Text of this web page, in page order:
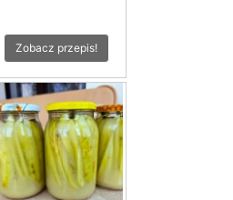
Zobacz przepis!